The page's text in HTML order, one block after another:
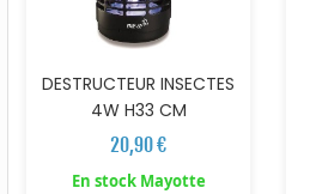
DESTRUCTEUR INSECTES
4W H33 CM
20,90 €
En stock Mayotte